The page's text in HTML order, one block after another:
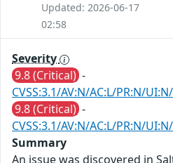
Updated: 2026-06-17
02:58
Severity
9.8 (Critical) -
CVSS:3.1/AV:N/AC:L/PR:N/
9.8 (Critical) -
CVSS:3.1/AV:N/AC:L/PR:N/
Summary
An issue was discovered in